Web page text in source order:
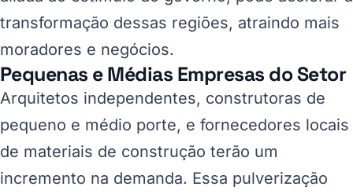
transformação dessas regiões, atraindo mais
moradores e negócios.
Pequenas e Médias Empresas do Setor
Arquitetos independentes, construtoras de
pequeno e médio porte, e fornecedores locais
de materiais de construção terão um
incremento na demanda. Essa pulverização